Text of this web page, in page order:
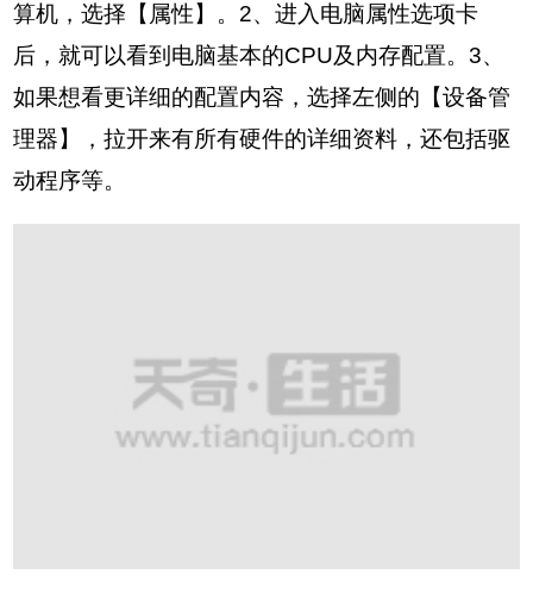
算机，选择【属性】。2、进入电脑属性选项卡
后，就可以看到电脑基本的CPU及内存配置。3、
如果想看更详细的配置内容，选择左侧的【设备管
理器】，拉开来有所有硬件的详细资料，还包括驱
动程序等。